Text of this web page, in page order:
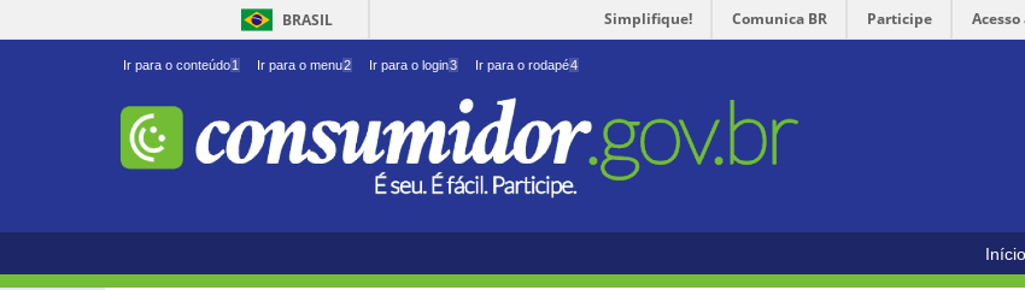
BRASIL Simplifique! Comunica BR Participe
Ir para o conteúdo1 Ir para o menu2 Ir para o login3 Ir para o rodapé4
Início